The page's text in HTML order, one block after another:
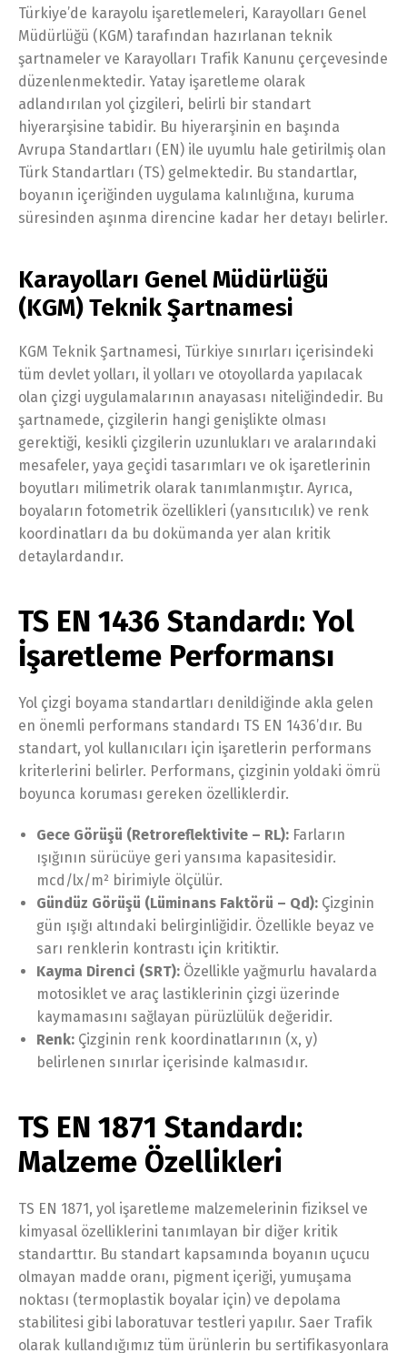
Türkiye’de karayolu işaretlemeleri, Karayolları Genel
Müdürlüğü (KGM) tarafından hazırlanan teknik
şartnameler ve Karayolları Trafik Kanunu çerçevesinde
düzenlenmektedir. Yatay işaretleme olarak
adlandırılan yol çizgileri, belirli bir standart
hiyerarşisine tabidir. Bu hiyerarşinin en başında
Avrupa Standartları (EN) ile uyumlu hale getirilmiş olan
Türk Standartları (TS) gelmektedir. Bu standartlar,
boyanın içeriğinden uygulama kalınlığına, kuruma
süresinden aşınma direncine kadar her detayı belirler.
Karayolları Genel Müdürlüğü
(KGM) Teknik Şartnamesi
KGM Teknik Şartnamesi, Türkiye sınırları içerisindeki
tüm devlet yolları, il yolları ve otoyollarda yapılacak
olan çizgi uygulamalarının anayasası niteliğindedir. Bu
şartnamede, çizgilerin hangi genişlikte olması
gerektiği, kesikli çizgilerin uzunlukları ve aralarındaki
mesafeler, yaya geçidi tasarımları ve ok işaretlerinin
boyutları milimetrik olarak tanımlanmıştır. Ayrıca,
boyaların fotometrik özellikleri (yansıtıcılık) ve renk
koordinatları da bu dokümanda yer alan kritik
detaylardandır.
TS EN 1436 Standardı: Yol
İşaretleme Performansı
Yol çizgi boyama standartları denildiğinde akla gelen
en önemli performans standardı TS EN 1436’dır. Bu
standart, yol kullanıcıları için işaretlerin performans
kriterlerini belirler. Performans, çizginin yoldaki ömrü
boyunca koruması gereken özelliklerdir.
Gece Görüşü (Retroreflektivite – RL): Farların
ışığının sürücüye geri yansıma kapasitesidir.
mcd/lx/m² birimiyle ölçülür.
Gündüz Görüşü (Lüminans Faktörü – Qd): Çizginin
gün ışığı altındaki belirginliğidir. Özellikle beyaz ve
sarı renklerin kontrastı için kritiktir.
Kayma Direnci (SRT): Özellikle yağmurlu havalarda
motosiklet ve araç lastiklerinin çizgi üzerinde
kaymamasını sağlayan pürüzlülük değeridir.
Renk: Çizginin renk koordinatlarının (x, y)
belirlenen sınırlar içerisinde kalmasıdır.
TS EN 1871 Standardı:
Malzeme Özellikleri
TS EN 1871, yol işaretleme malzemelerinin fiziksel ve
kimyasal özelliklerini tanımlayan bir diğer kritik
standarttır. Bu standart kapsamında boyanın uçucu
olmayan madde oranı, pigment içeriği, yumuşama
noktası (termoplastik boyalar için) ve depolama
stabilitesi gibi laboratuvar testleri yapılır. Saer Trafik
olarak kullandığımız tüm ürünlerin bu sertifikasyonlara